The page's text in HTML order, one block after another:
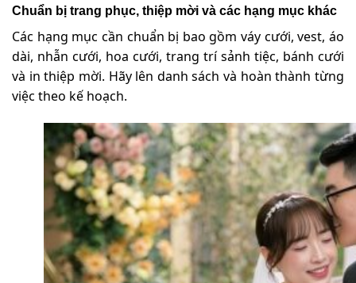
Chuẩn bị trang phục, thiệp mời và các hạng mục khác
Các hạng mục cần chuẩn bị bao gồm váy cưới, vest, áo
dài, nhẫn cưới, hoa cưới, trang trí sảnh tiệc, bánh cưới
và in thiệp mời. Hãy lên danh sách và hoàn thành từng
việc theo kế hoạch.